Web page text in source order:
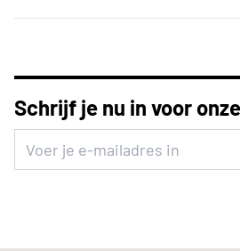
Schrijf je nu in voor